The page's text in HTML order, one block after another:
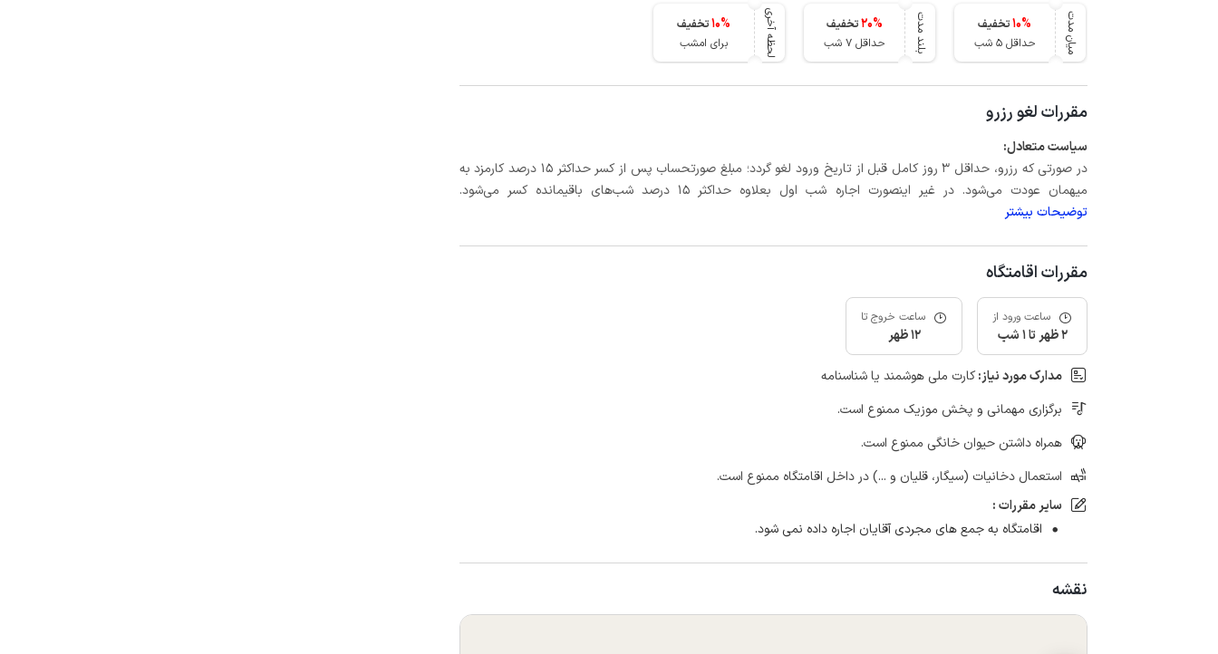
میان مدت 10%
تخفیف
حداقل 5 شب
بلند مدت 20%
تخفیف
حداقل 7 شب
لحظه آخری 10%
تخفیف
برای امشب
مقررات لغو رزرو
سیاست متعادل:
در صورتی که رزرو، حداقل 3 روز کامل قبل از تاریخ ورود لغو گردد؛ مبلغ صورتحساب پس از کسر حداکثر 15 درصد کارمزد به
میهمان عودت می‌شود. در غیر اینصورت اجاره شب اول بعلاوه حداکثر 15 درصد شب‌های باقیمانده کسر می‌شود.
توضیحات بیشتر
مقررات اقامتگاه
ساعت ورود از
2 ظهر تا 1 شب
ساعت خروج تا
12 ظهر
مدارک مورد نیاز:کارت ملی هوشمند یا شناسنامه
برگزاری مهمانی و پخش موزیک ممنوع است.
همراه داشتن حیوان خانگی ممنوع است.
استعمال دخانیات (سیگار، قلیان و ...) در داخل اقامتگاه ممنوع است.
سایر مقررات :
اقامتگاه به جمع های مجردی آقایان اجاره داده نمی شود.
نقشه